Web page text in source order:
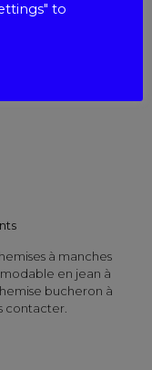
classiques ou
le Lin Imprimé et le
à manches
en jean à
bucheron à
contacter.
to